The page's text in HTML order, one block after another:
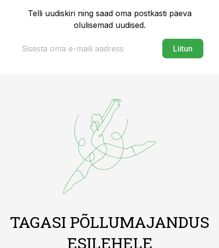
Telli uudiskiri ning saad oma postkasti päeva
olulisemad uudised.
Liitun
TAGASI PÕLLUMAJANDUS
ESILEHELE